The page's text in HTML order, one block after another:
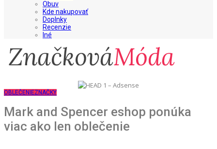
Obuv
Kde nakupovať
Doplnky
Recenzie
Iné
OBLEČENIEZNAČKY
Mark and Spencer eshop ponúka
viac ako len oblečenie